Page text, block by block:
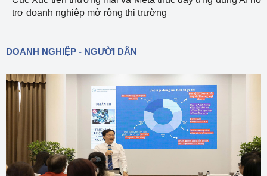
trợ doanh nghiệp mở rộng thị trường
DOANH NGHIỆP - NGƯỜI DÂN